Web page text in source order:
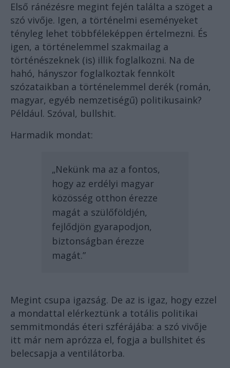
Első ránézésre megint fején találta a szöget a
szó vivője. Igen, a történelmi eseményeket
tényleg lehet többféleképpen értelmezni. És
igen, a történelemmel szakmailag a
történészeknek (is) illik foglalkozni. Na de
hahó, hányszor foglalkoztak fennkölt
szózataikban a történelemmel derék (román,
magyar, egyéb nemzetiségű) politikusaink?
Például. Szóval, bullshit.
Harmadik mondat:
„Nekünk ma az a fontos,
hogy az erdélyi magyar
közösség otthon érezze
magát a szülőföldjén,
fejlődjön gyarapodjon,
biztonságban érezze
magát.”
Megint csupa igazság. De az is igaz, hogy ezzel
a mondattal elérkeztünk a totális politikai
semmitmondás éteri szférájába: a szó vivője
itt már nem aprózza el, fogja a bullshitet és
belecsapja a ventilátorba.